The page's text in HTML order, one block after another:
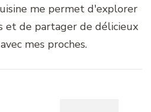
me permet d'explorer
et de partager de délicieux
mes proches.